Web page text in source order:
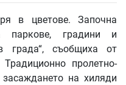
в цветове. Започна
паркове, градини и
града“, съобщиха от
пролетно-
на хиляди